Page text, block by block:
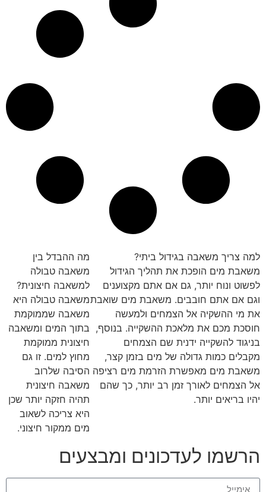
למה צריך משאבה בגידול ביתי?
משאבת מים הופכת את תהליך הגידול
לפשוט ונוח יותר, גם אם אתם מקצוענים
וגם אם אתם חובבים. משאבת מים שואבת
את מי ההשקיה אל הצמחים ולמעשה
חוסכת מכם את מלאכת ההשקייה. בנוסף,
בניגוד להשקייה ידנית שם הצמחים
מקבלים כמות גדולה של מים בזמן קצר,
משאבת מים מאפשרת הזרמת מים רציפה
אל הצמחים לאורך זמן רב יותר, כך שהם
יהיו בריאים יותר.
מה ההבדל בין
משאבה טבולה
למשאבה חיצונית?
משאבה טבולה היא
משאבה שממוקמת
בתוך המים ומשאבה
חיצונית ממוקמת
מחוץ למים. זו גם
הסיבה שלרוב
משאבה חיצונית
תהיה חזקה יותר שכן
היא צריכה לשאוב
מים ממקור חיצוני.
הרשמו לעדכונים ומבצעים